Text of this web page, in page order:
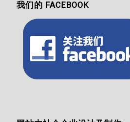
我们的 FACEBOOK